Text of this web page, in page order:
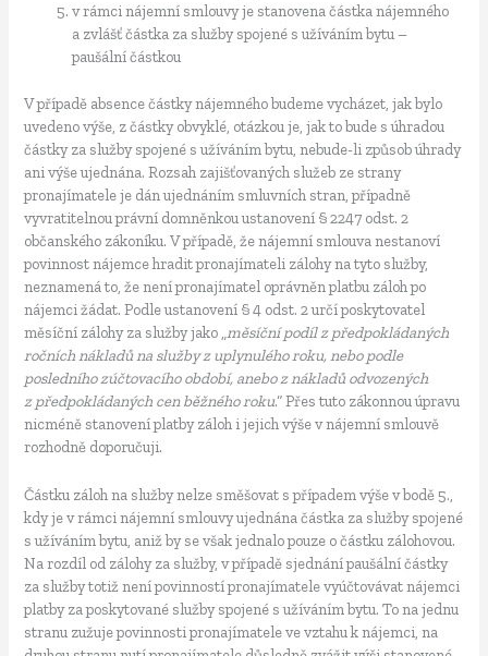
v rámci nájemní smlouvy je stanovena částka nájemného
a zvlášť částka za služby spojené s užíváním bytu –
paušální částkou
V případě absence částky nájemného budeme vycházet, jak bylo
uvedeno výše, z částky obvyklé, otázkou je, jak to bude s úhradou
částky za služby spojené s užíváním bytu, nebude-li způsob úhrady
ani výše ujednána. Rozsah zajišťovaných služeb ze strany
pronajímatele je dán ujednáním smluvních stran, případně
vyvratitelnou právní domněnkou ustanovení § 2247 odst. 2
občanského zákoníku. V případě, že nájemní smlouva nestanoví
povinnost nájemce hradit pronajímateli zálohy na tyto služby,
neznamená to, že není pronajímatel oprávněn platbu záloh po
nájemci žádat. Podle ustanovení § 4 odst. 2 určí poskytovatel
měsíční zálohy za služby jako „měsíční podíl z předpokládaných
ročních nákladů na služby z uplynulého roku, nebo podle
posledního zúčtovacího období, anebo z nákladů odvozených
z předpokládaných cen běžného roku.“ Přes tuto zákonnou úpravu
nicméně stanovení platby záloh i jejich výše v nájemní smlouvě
rozhodně doporučuji.
Částku záloh na služby nelze směšovat s případem výše v bodě 5.,
kdy je v rámci nájemní smlouvy ujednána částka za služby spojené
s užíváním bytu, aniž by se však jednalo pouze o částku zálohovou.
Na rozdíl od zálohy za služby, v případě sjednání paušální částky
za služby totiž není povinností pronajímatele vyúčtovávat nájemci
platby za poskytované služby spojené s užíváním bytu. To na jednu
stranu zužuje povinnosti pronajímatele ve vztahu k nájemci, na